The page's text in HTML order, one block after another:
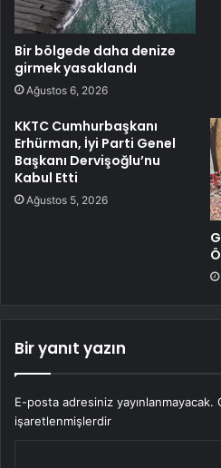
Bir bölgede daha denize
girmek yasaklandı
Ağustos 6, 2026
KKTC Cumhurbaşkanı
Erhürman, İyi Parti Genel
Başkanı Dervişoğlu’nu
Kabul Etti
Ağustos 5, 2026
Bir yanıt yazın
E-posta adresiniz yayınlanmayacak.
işaretlenmişlerdir